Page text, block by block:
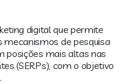
digital que permite
mecanismos de pesquisa
posições mais altas nas
(SERPs), com o objetivo